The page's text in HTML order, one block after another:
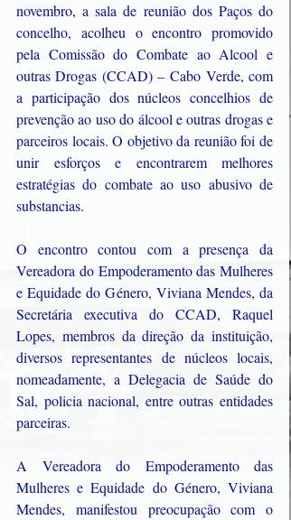
novembro, a sala de reunião dos Paços do
concelho, acolheu o encontro promovido
pela Comissão do Combate ao Alcool e
outras Drogas (CCAD) – Cabo Verde, com
a participação dos núcleos concelhios de
prevenção ao uso do álcool e outras drogas e
parceiros locais. O objetivo da reunião foi de
unir esforços e encontrarem melhores
estratégias do combate ao uso abusivo de
substancias.
O encontro contou com a presença da
Vereadora do Empoderamento das Mulheres
e Equidade do Género, Viviana Mendes, da
Secretária executiva do CCAD, Raquel
Lopes, membros da direção da instituição,
diversos representantes de núcleos locais,
nomeadamente, a Delegacia de Saúde do
Sal, policia nacional, entre outras entidades
parceiras.
A Vereadora do Empoderamento das
Mulheres e Equidade do Género, Viviana
Mendes, manifestou preocupação com o